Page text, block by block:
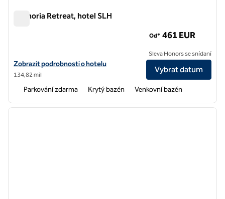
Euphoria Retreat, hotel SLH
Zobrazit podrobnosti o hotelu v hotelu Euphoria Retreat, SLH
Zobrazit podrobnosti o hotelu
134,82 mil
Od* 461 EUR
Sleva Honors se snídaní
Vybrat datum
Parkování zdarma Krytý bazén Venkovní bazén
1 z 10
další